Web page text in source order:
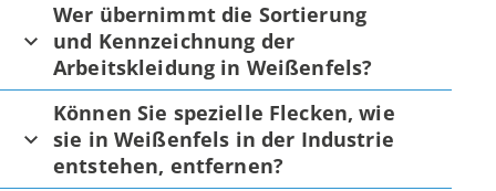
Wer übernimmt die Sortierung
und Kennzeichnung der
Arbeitskleidung in Weißenfels?
Können Sie spezielle Flecken, wie
sie in Weißenfels in der Industrie
entstehen, entfernen?